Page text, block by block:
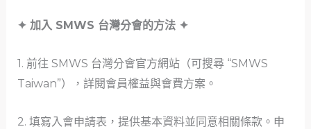
✦ 加入 SMWS 台灣分會的方法 ✦
1. 前往 SMWS 台灣分會官方網站（可搜尋 “SMWS
Taiwan”），詳閱會員權益與會費方案。
2. 填寫入會申請表，提供基本資料並同意相關條款。申